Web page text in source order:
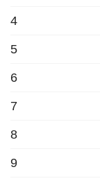
4
5
6
7
8
9